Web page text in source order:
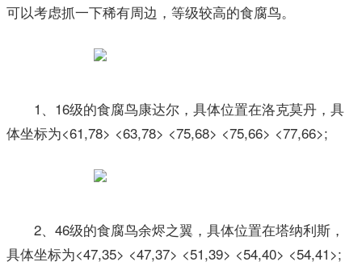
可以考虑抓一下稀有周边，等级较高的食腐鸟。
1、16级的食腐鸟康达尔，具体位置在洛克莫丹，具
体坐标为<61,78> <63,78> <75,68> <75,66> <77,66>;
2、46级的食腐鸟余烬之翼，具体位置在塔纳利斯，
具体坐标为<47,35> <47,37> <51,39> <54,40> <54,41>;